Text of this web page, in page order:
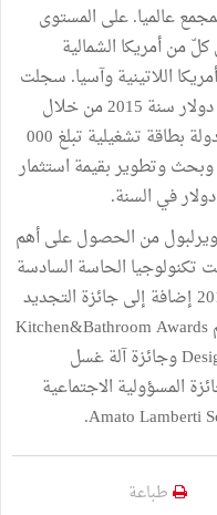
عالميا.على المستوى
كلّمنأمريكا الشمالية
اللاتينيةوآسيا. سجلت
دولارسنة منخلال
بطاقة تشغيلية تبلغ 000
وبحثوتطويربقيمة استثمار
دولارفي السنة.
ويرلبولمن الحصولعلىأهم
تكنولوجيا الحاسة السادسة
إضافة إلىجائزة التجديد
Kitchen&Bathroom Awards
وجائزةآلةغسل
المسؤولية الاجتماعية
Amato Lamberti
طباعة